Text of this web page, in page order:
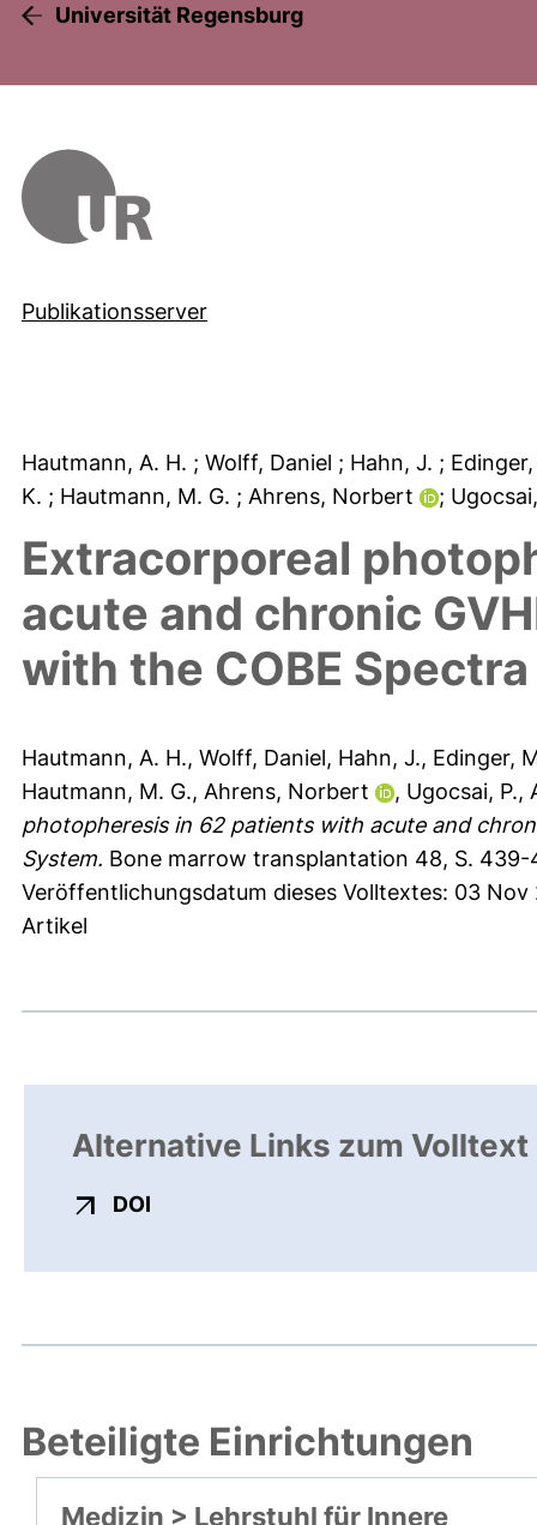
Universität Regensburg
Publikationsserver
Hautmann, A. H. ; Wolff, Daniel ; Hahn, J. ;
K. ; Hautmann, M. G. ; Ahrens, Norbert ;
Extracorporeal
acute and chronic
with the COBE
Hautmann, A. H., Wolff, Daniel, Hahn, J., Edinger,
Hautmann, M. G., Ahrens, Norbert , Ugocsai, P.,
photopheresis in 62 patients with acute and
System. Bone marrow transplantation 48, S.
Veröffentlichungsdatum dieses Volltextes: 03 Nov
Artikel
Alternative Links zum Volltext
DOI
Beteiligte Einrichtungen
Medizin > Lehrstuhl für Innere